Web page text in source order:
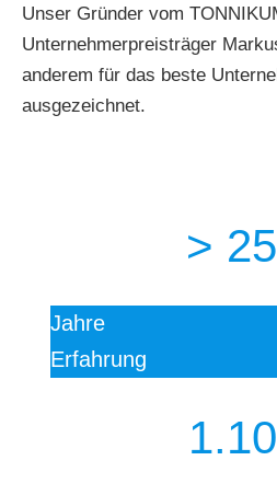
Unser Gründer vom
Unternehmerpreisträger
anderem für das beste
ausgezeichnet.
>
Jahre
Erfahrung